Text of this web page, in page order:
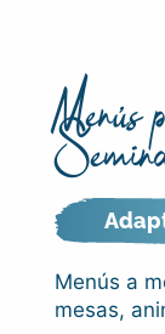
Menús
Menús a
mesas,